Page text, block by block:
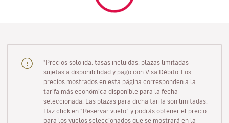
"Precios solo ida, tasas incluidas, plazas limitadas
sujetas a disponibilidad y pago con Visa Débito. Los
precios mostrados en esta página corresponden a la
tarifa más económica disponible para la fecha
seleccionada. Las plazas para dicha tarifa son limitadas.
Haz click en “Reservar vuelo” y podrás obtener el precio
para los vuelos seleccionados que se mostrará en la